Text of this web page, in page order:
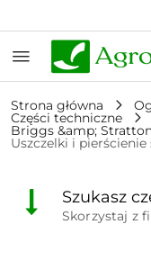
Strona główna
Części techniczne
Briggs &amp;
Uszczelki i
Szukasz
Skorzystaj z